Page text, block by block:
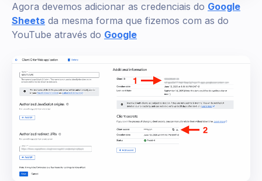
Agora devemos adicionar as credenciais do Google
Sheets da mesma forma que fizemos com as do
YouTube através do Google